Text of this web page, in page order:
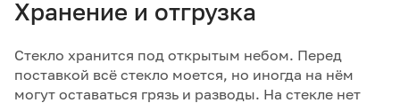
Хранение и отгрузка
Стекло хранится под открытым небом. Перед
поставкой всё стекло моется, но иногда на нём
могут оставаться грязь и разводы. На стекле нет